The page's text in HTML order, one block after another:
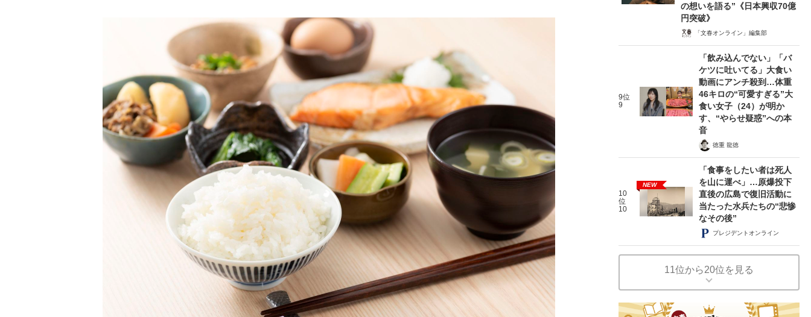
の想いを語る”《日本興収70億
円突破》
「文春オンライン」編集部
9位
9
「飲み込んでない」「バ
ケツに吐いてる」大食い
動画にアンチ殺到…体重
46キロの“可愛すぎる”大
食い女子（24）が明か
す、“やらせ疑惑”への本
音
徳重 龍徳
10
位
10
NEW
「食事をしたい者は死人
を山に運べ」…原爆投下
直後の広島で復旧活動に
当たった水兵たちの“悲惨
なその後”
プレジデントオンライン
11位から20位を見る